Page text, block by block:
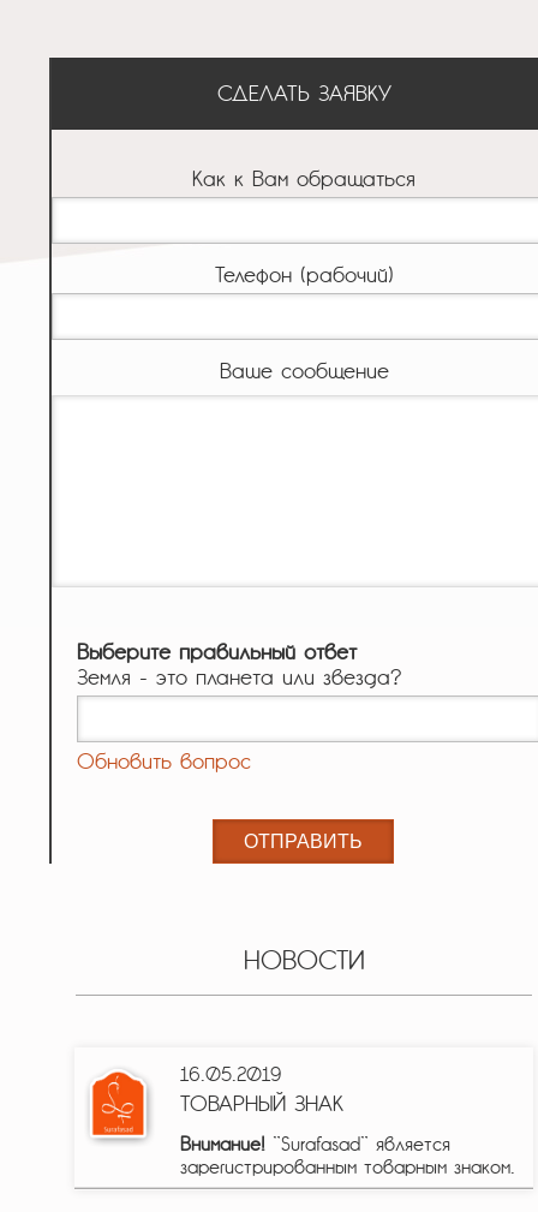
СДЕЛАТЬ ЗАЯВКУ
Как к Вам обращаться
Телефон (рабочий)
Ваше сообщение
Выберите правильный ответ
Земля - это планета или звезда?
Обновить вопрос
НОВОСТИ
16.05.2019
ТОВАРНЫЙ ЗНАК
Внимание! "Surafasad" является
зарегистрированным товарным знаком.